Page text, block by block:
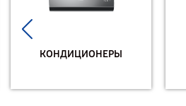
КОНДИЦИОНЕРЫ